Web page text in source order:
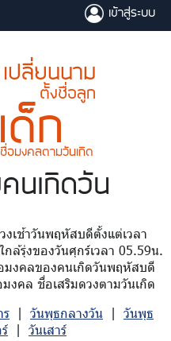
เข้าสู่ระบบ
ปลี่ยนนาม
ตั้งชื่อลูก
ด็ก
ชื่อมงคลตามวันเกิด
นเกิดวัน
เช้าวันพฤหัสบดีตั้งแต่เวลา
ล้รุ่งของวันศุกร์เวลา 05.59น.
งคลของคนเกิดวันพฤหัสบดี
งคล ชื่อเสริมดวงตามวันเกิด
| วันพุธกลางวัน | วันพุธ
| วันเสาร์